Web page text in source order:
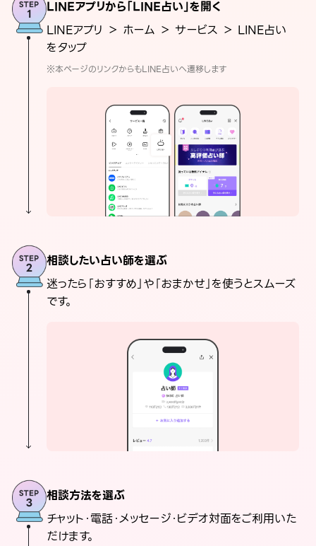
LINEアプリから「LINE占い」を開く
LINEアプリ ＞ ホーム ＞ サービス ＞ LINE占い
をタップ
※本ページのリンクからもLINE占いへ遷移します
相談したい占い師を選ぶ
迷ったら「おすすめ」や「おまかせ」を使うとスムーズ
です。
相談方法を選ぶ
チャット・電話・メッセージ・ビデオ対面をご利用いた
だけます。